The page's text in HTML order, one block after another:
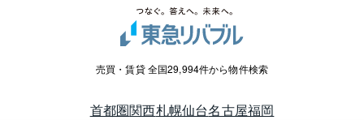
売買・賃貸 全国29,994件から物件検索
首都圏関西札幌仙台名古屋福岡